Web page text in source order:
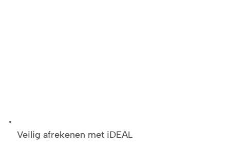
Veilig afrekenen met iDEAL